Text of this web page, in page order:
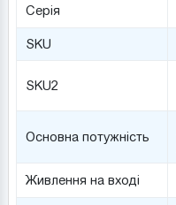
Серія
SKU
SKU2
Основна потужність
Живлення на вході